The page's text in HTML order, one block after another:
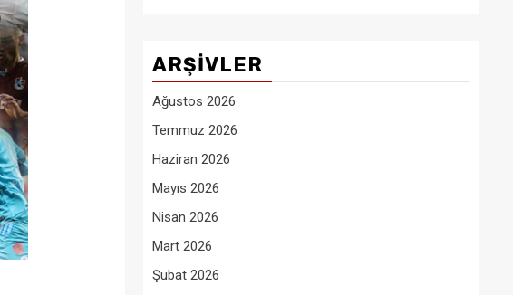
ARŞIVLER
Ağustos 2026
Temmuz 2026
Haziran 2026
Mayıs 2026
Nisan 2026
Mart 2026
Şubat 2026